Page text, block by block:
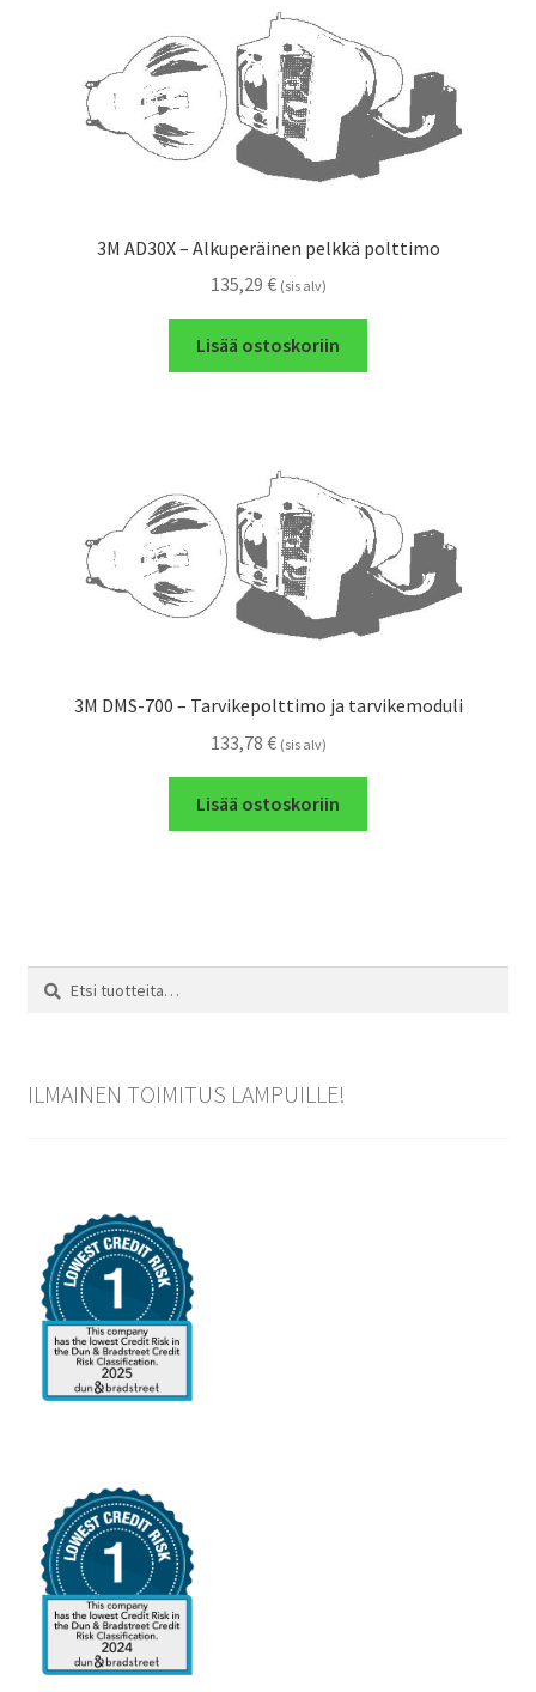
3M AD30X – Alkuperäinen pelkkä polttimo
135,29 € (sis alv)
Lisää ostoskoriin
3M DMS-700 – Tarvikepolttimo ja tarvikemoduli
133,78 € (sis alv)
Lisää ostoskoriin
Etsi:
Haku
ILMAINEN TOIMITUS LAMPUILLE!